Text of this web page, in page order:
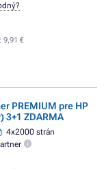
9,91 €
PREMIUM pre HP
3+1 ZDARMA
4x2000 strán